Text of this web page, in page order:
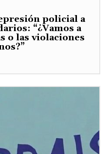
policial a
“¿Vamos a
o las violaciones